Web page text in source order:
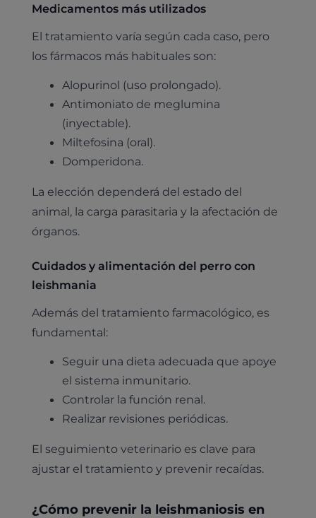
Diagnóstico veterinario por imagen
Laboratorio veterinario propio
Ecografía
Pruebas cropológicas
Identificación con microchip y pasaporte
Desparasitación
Esterilización
Vacunación
Leishmaniasis
Cirugía
Revisión general y/o geriátrica
Todos los servicios
Medicina general
Odontología
Traumatología
Nutrición
Urología y nefrología
Medicina felina
Animales Exóticos
Todas las especialidades
Planes de salud para gatos
¿Quiénes somos?
Medicamentos más utilizados
El tratamiento varía según cada caso, pero
los fármacos más habituales son:
Alopurinol (uso prolongado).
Antimoniato de meglumina
(inyectable).
Miltefosina (oral).
Domperidona.
La elección dependerá del estado del
animal, la carga parasitaria y la afectación de
órganos.
Cuidados y alimentación del perro con
leishmania
Además del tratamiento farmacológico, es
fundamental:
Seguir una dieta adecuada que apoye
el sistema inmunitario.
Controlar la función renal.
Realizar revisiones periódicas.
El seguimiento veterinario es clave para
ajustar el tratamiento y prevenir recaídas.
¿Cómo prevenir la leishmaniosis en